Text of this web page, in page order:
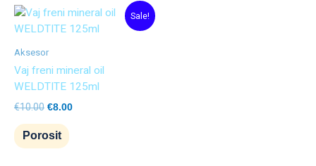
Sale!
Aksesor
Vaj freni mineral oil
WELDTITE 125ml
€10.00
Original
price
was:
€10.00.
€8.00
Current
price
is:
Porosit